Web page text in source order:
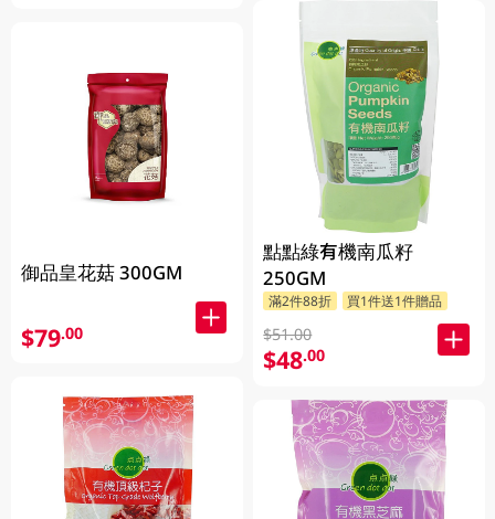
御品皇花菇 300GM
$79.00
點點綠有機南瓜籽
250GM
滿2件88折 買1件送1件贈品
$51.00
$48.00